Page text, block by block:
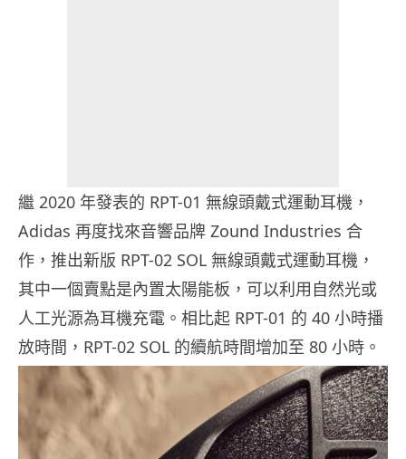
繼 2020 年發表的 RPT-01 無線頭戴式運動耳機，
Adidas 再度找來音響品牌 Zound Industries 合
作，推出新版 RPT-02 SOL 無線頭戴式運動耳機，
其中一個賣點是內置太陽能板，可以利用自然光或
人工光源為耳機充電。相比起 RPT-01 的 40 小時播
放時間，RPT-02 SOL 的續航時間增加至 80 小時。